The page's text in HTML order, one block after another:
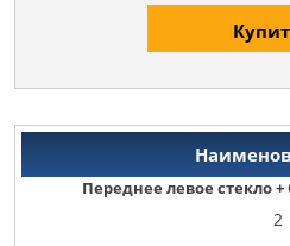
Переднее левое стекло
2